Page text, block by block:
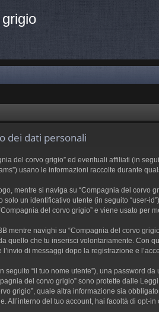
dei dati personali
del corvo grigio” ed eventuali affiliati (in
usano le informazioni raccolte durante
mentre si naviga su “Compagnia del
un identificativo utente (in seguito “user-
del corvo grigio” e viene usato
mentre navighi su “Compagnia del corvo
quello che tu inserisci volontariamente. Con
di messaggi dopo la registrazione e
“il tuo nome utente”), una password
del corvo grigio” sono protette dalle
grigio”, quale altra informazione sia
All’interno del tuo account, hai facoltà di opt-